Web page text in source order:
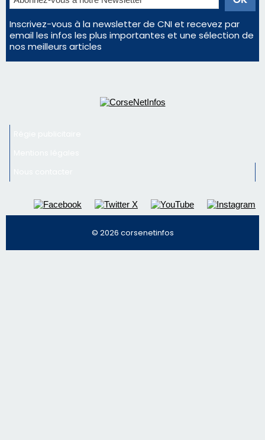
Inscrivez-vous à la newsletter de CNI et recevez par
email les infos les plus importantes et une sélection de
nos meilleurs articles
© 2026 corsenetinfos